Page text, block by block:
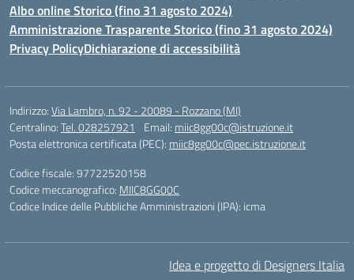
Albo online Storico (fino 31 agosto 2024)
Amministrazione Trasparente Storico (fino 31 agosto 2024)
Privacy PolicyDichiarazione di accessibilità
Indirizzo:Via Lambro, n. 92 - 20089 - Rozzano (MI)
Centralino:Tel. 028257921 Email: miic8gg00c@istruzione.it
Posta elettronica certificata (PEC): miic8gg00c@pec.istruzione.it
Codice fiscale: 97722520158
Codice meccanografico: MIIC8GG00C
Codice Indice delle Pubbliche Amministrazioni (IPA): icma
Idea e progetto di Designers Italia